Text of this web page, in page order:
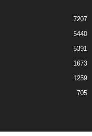
7207
5440
5391
1673
1259
705